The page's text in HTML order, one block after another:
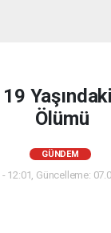
Ölümü
GÜNDEM
12:01, Güncelleme: